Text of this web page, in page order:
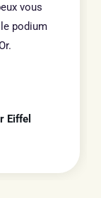
Eiffel
vous
podium